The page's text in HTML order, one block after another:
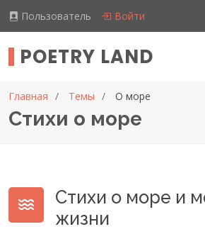
Пользователь Войти
POETRY LAND
Главная Темы О море
Стихи о море
Стихи о море и
жизни